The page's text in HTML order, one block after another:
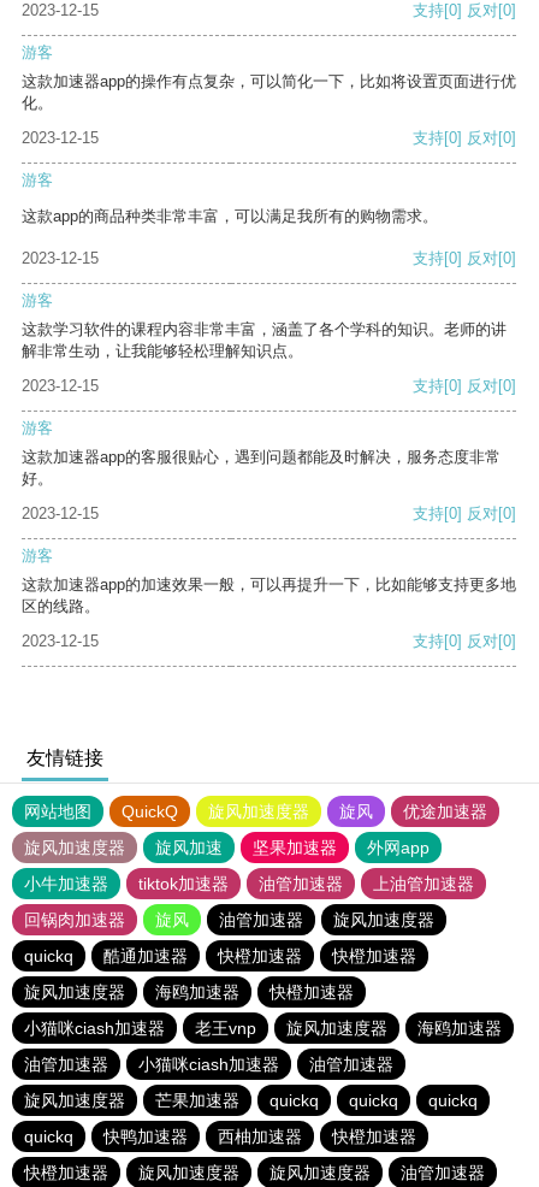
2023-12-15 支持[0] 反对[0]
游客
这款加速器app的操作有点复杂，可以简化一下，比如将设置页面进行优
化。
2023-12-15
支持[0] 反对[0]
游客
这款app的商品种类非常丰富，可以满足我所有的购物需求。
2023-12-15 支持[0] 反对[0]
游客
这款学习软件的课程内容非常丰富，涵盖了各个学科的知识。老师的讲
解非常生动，让我能够轻松理解知识点。
2023-12-15
支持[0] 反对[0]
游客
这款加速器app的客服很贴心，遇到问题都能及时解决，服务态度非常
好。
2023-12-15
支持[0] 反对[0]
游客
这款加速器app的加速效果一般，可以再提升一下，比如能够支持更多地
区的线路。
2023-12-15
支持[0] 反对[0]
友情链接
网站地图 QuickQ 旋风加速度器 旋风
优途加速器
旋风加速度器
旋风加速 坚果加速器
外网app
小牛加速器
tiktok加速器 油管加速器
上油管加速器
回锅肉加速器
旋风 油管加速器
旋风加速度器
quickq
酷通加速器 快橙加速器
快橙加速器
旋风加速度器
海鸥加速器
快橙加速器
小猫咪ciash加速器
老王vnp 旋风加速度器
海鸥加速器
油管加速器
小猫咪ciash加速器
油管加速器
旋风加速度器
芒果加速器 quickq quickq
quickq
quickq
快鸭加速器 西柚加速器
快橙加速器
快橙加速器
旋风加速度器 旋风加速度器 油管加速器